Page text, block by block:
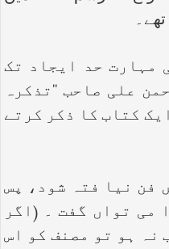
مہارت حد ایجاد تک
علی صاحب ‘‘تذکرہ
کتاب کا ذکر کرتے
فن نیا فتہ شود، پس
می تواں گفت ۔ (اگر
نہ ہو تو مصنف کو اس